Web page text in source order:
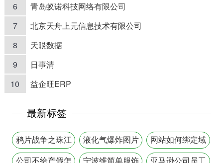
6
青岛蚁诺科技网络有限公司
7
北京天舟上元信息技术有限公司
8
天眼数据
9
日事清
10
益企旺ERP
最新标签
鸦片战争之珠江
口战场
液化气爆炸图片
网站如何绑定域
名
公司不给产假怎 宁波维简单服饰 亚马逊公司员工